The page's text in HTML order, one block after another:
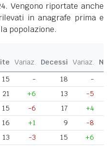
Vengono riportate anche
in anagrafe prima e
popolazione.
Variaz. Decessi Variaz.
15 - 18
-
21 +6 13
-5
15 -6 17
+4
16 +1 9
-8
13 -3 15
+6